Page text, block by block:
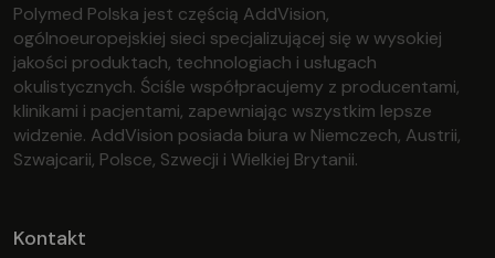
Polymed Polska jest częścią AddVision,
ogólnoeuropejskiej sieci specjalizującej się w wysokiej
jakości produktach, technologiach i usługach
okulistycznych. Ściśle współpracujemy z producentami,
klinikami i pacjentami, zapewniając wszystkim lepsze
widzenie. AddVision posiada biura w Niemczech, Austrii,
Szwajcarii, Polsce, Szwecji i Wielkiej Brytanii.
Kontakt